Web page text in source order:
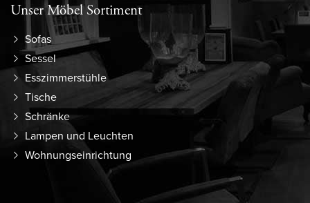
Unser Möbel Sortiment
Sofas
Sessel
Esszimmerstühle
Tische
Schränke
Lampen und Leuchten
Wohnungseinrichtung